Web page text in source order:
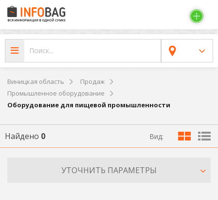
Виницкая область
Продаж
Промышленное оборудование
Оборудование для пищевой промышленности
Найдено 0 Вид:
УТОЧНИТЬ ПАРАМЕТРЫ